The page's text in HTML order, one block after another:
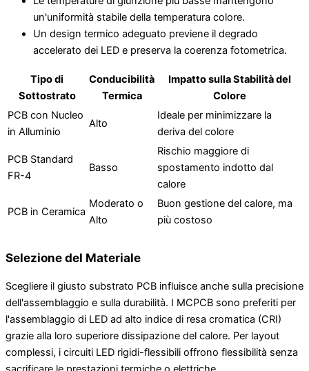
un'uniformità stabile della temperatura colore.
Un design termico adeguato previene il degrado
accelerato dei LED e preserva la coerenza fotometrica.
Tipo di
Sottostrato
Conducibilità
Termica
Impatto sulla Stabilità del
Colore
PCB con Nucleo
in Alluminio
Alto
Ideale per minimizzare la
deriva del colore
PCB Standard
FR-4
Basso
Rischio maggiore di
spostamento indotto dal
calore
PCB in Ceramica
Moderato o
Alto
Buon gestione del calore, ma
più costoso
Selezione del Materiale
Scegliere il giusto substrato PCB influisce anche sulla precisione
dell'assemblaggio e sulla durabilità. I MCPCB sono preferiti per
l'assemblaggio di LED ad alto indice di resa cromatica (CRI)
grazie alla loro superiore dissipazione del calore. Per layout
complessi, i circuiti LED rigidi-flessibili offrono flessibilità senza